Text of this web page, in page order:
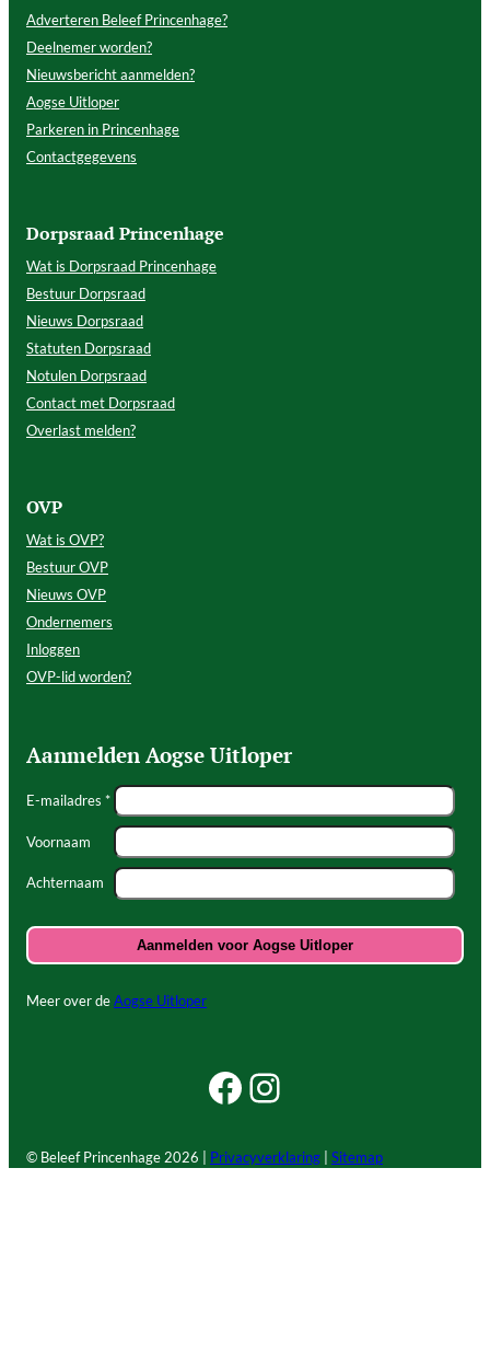
Adverteren Beleef Princenhage?
Deelnemer worden?
Nieuwsbericht aanmelden?
Aogse Uitloper
Parkeren in Princenhage
Contactgegevens
Dorpsraad Princenhage
Wat is Dorpsraad Princenhage
Bestuur Dorpsraad
Nieuws Dorpsraad
Statuten Dorpsraad
Notulen Dorpsraad
Contact met Dorpsraad
Overlast melden?
OVP
Wat is OVP?
Bestuur OVP
Nieuws OVP
Ondernemers
Inloggen
OVP-lid worden?
Aanmelden Aogse Uitloper
E-mailadres *
Voornaam
Achternaam
Meer over deAogse Uitloper
Facebook Beleef Princenhage
Instagram Beleef Princenhage
© Beleef Princenhage 2026 | Privacyverklaring Sitemap